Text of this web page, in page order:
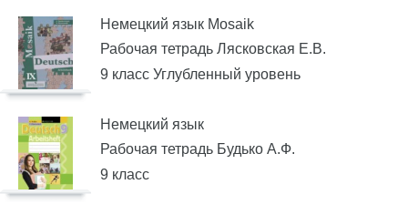
Немецкий язык Mosaik
Рабочая тетрадь Лясковская Е.В.
9 класс Углубленный уровень
Немецкий язык
Рабочая тетрадь Будько А.Ф.
9 класс